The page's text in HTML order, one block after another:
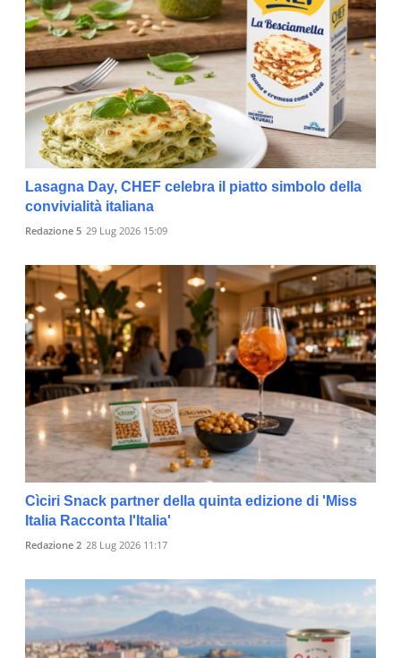
Lasagna Day, CHEF celebra il piatto simbolo della
convivialità italiana
Redazione 5 29 Lug 2026 15:09
Cìciri Snack partner della quinta edizione di 'Miss
Italia Racconta l'Italia'
Redazione 2 28 Lug 2026 11:17